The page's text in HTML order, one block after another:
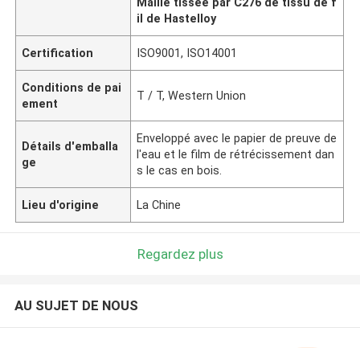
il de Hastelloy
Certification ISO9001, ISO14001
Conditions de pai
ement
T / T, Western Union
Détails d'emballa
ge
Enveloppé avec le papier de preuve de
l'eau et le film de rétrécissement dan
s le cas en bois.
Lieu d'origine La Chine
Regardez plus
AU SUJET DE NOUS